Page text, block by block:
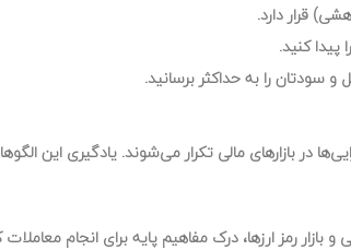
قرار دارد.
را پیدا کنید.
و سودتان را به حداکثربرسانید.
در بازارهای مالی تکرار می‌شوند. یادگیری این
بازار رمز ارزها، درک مفاهیم پایهبرای انجام